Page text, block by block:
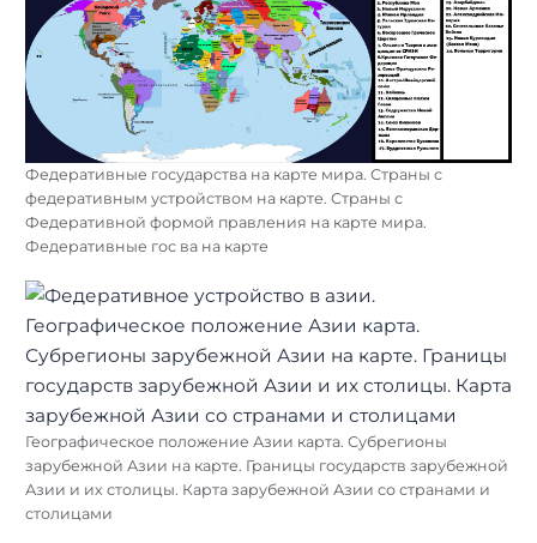
Федеративные государства на карте мира. Страны с
федеративным устройством на карте. Страны с
Федеративной формой правления на карте мира.
Федеративные гос ва на карте
Географическое положение Азии карта. Субрегионы
зарубежной Азии на карте. Границы государств зарубежной
Азии и их столицы. Карта зарубежной Азии со странами и
столицами